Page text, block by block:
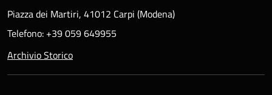
Piazza dei Martiri, 41012 Carpi (Modena)
Telefono: +39 059 649955
Archivio Storico